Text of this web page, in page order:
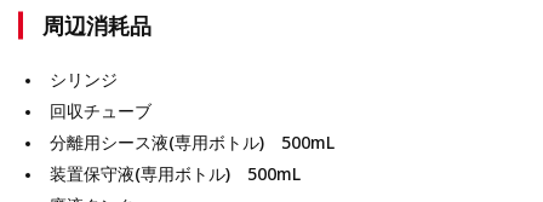
周辺消耗品
シリンジ
回収チューブ
分離用シース液(専用ボトル) 500mL
装置保守液(専用ボトル) 500mL